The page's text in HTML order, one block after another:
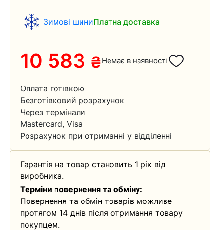
Зимові шиниПлатна доставка
10 583 ₴Немає в наявності
Оплата готівкою
Безготівковий розрахунок
Через термінали
Mastercard, Visa
Розрахунок при отриманні у відділенні
Гарантія на товар становить 1 рік від
виробника.
Терміни повернення та обміну:
Повернення та обмін товарів можливе
протягом 14 днів після отримання товару
покупцем.